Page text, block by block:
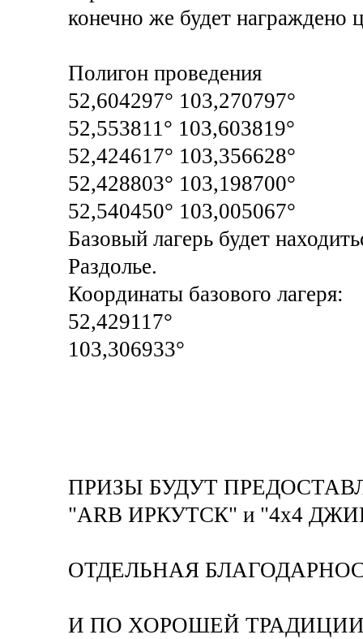
конечно же будет
Полигон проведения
52,604297° 103,270797°
52,553811° 103,603819°
52,424617° 103,356628°
52,428803° 103,198700°
52,540450° 103,005067°
Базовый лагерь будет
Раздолье.
Координаты базового лагеря:
52,429117°
103,306933°
ПРИЗЫ БУДУТ
"ARB ИРКУТСК" и "4x4
ОТДЕЛЬНАЯ
И ПО ХОРОШЕЙ